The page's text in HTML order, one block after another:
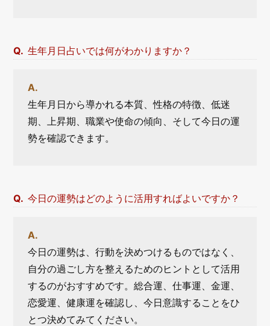
生年月日占いでは何がわかりますか？
生年月日から導かれる本質、性格の特徴、低迷
期、上昇期、職業や使命の傾向、そして今日の運
勢を確認できます。
今日の運勢はどのように活用すればよいですか？
今日の運勢は、行動を決めつけるものではなく、
自分の過ごし方を整えるためのヒントとして活用
するのがおすすめです。総合運、仕事運、金運、
恋愛運、健康運を確認し、今日意識することをひ
とつ決めてみてください。